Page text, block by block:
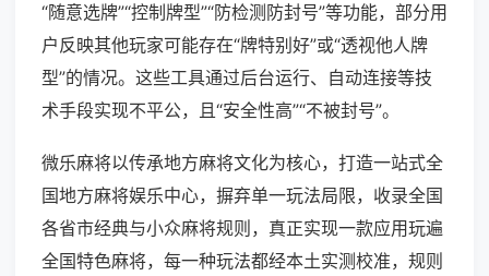
“随意选牌”“控制牌型”“防检测防封号”等功能，部分用
户反映其他玩家可能存在“牌特别好”或“透视他人牌
型”的情况。这些工具通过后台运行、自动连接等技
术手段实现不平公，且“安全性高”“不被封号”。
微乐麻将以传承地方麻将文化为核心，打造一站式全
国地方麻将娱乐中心，摒弃单一玩法局限，收录全国
各省市经典与小众麻将规则，真正实现一款应用玩遍
全国特色麻将，每一种玩法都经本土实测校准，规则